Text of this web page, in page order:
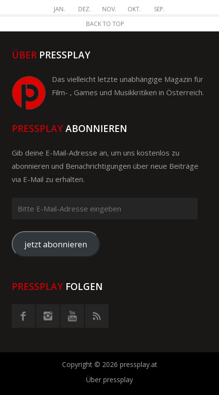
JAN. DEZ. NOV. OKT.
SEP.
BACK TO TOP
ÜBER PRESSPLAY
Das vielleicht letzte unabhängige Magazin für
Film- , Games und Musikkritiken in Österreich.
PRESSPLAYABONNIEREN
Gib deine E-Mail-Adresse an, um uns kostenlos zu
abonnieren und Benachrichtigungen über neue Beiträge
via E-Mail zu erhalten.
Mail-
Adresse
eingeben
jetzt abonnieren
PRESSPLAY FOLGEN
Copyright © 2026 pressplay.at
Über pressplay